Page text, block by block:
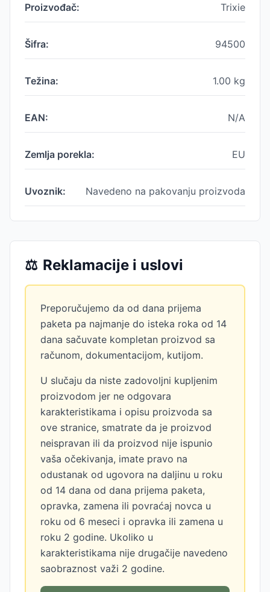
Proizvođač: Trixie
Šifra: 94500
Težina: 1.00 kg
EAN: N/A
Zemlja porekla: EU
Uvoznik: Navedeno na pakovanju proizvoda
⚖️ Reklamacije i uslovi
Preporučujemo da od dana prijema
paketa pa najmanje do isteka roka od 14
dana sačuvate kompletan proizvod sa
računom, dokumentacijom, kutijom.
U slučaju da niste zadovoljni kupljenim
proizvodom jer ne odgovara
karakteristikama i opisu proizvoda sa
ove stranice, smatrate da je proizvod
neispravan ili da proizvod nije ispunio
vaša očekivanja, imate pravo na
odustanak od ugovora na daljinu u roku
od 14 dana od dana prijema paketa,
opravka, zamena ili povraćaj novca u
roku od 6 meseci i opravka ili zamena u
roku 2 godine. Ukoliko u
karakteristikama nije drugačije navedeno
saobraznost važi 2 godine.